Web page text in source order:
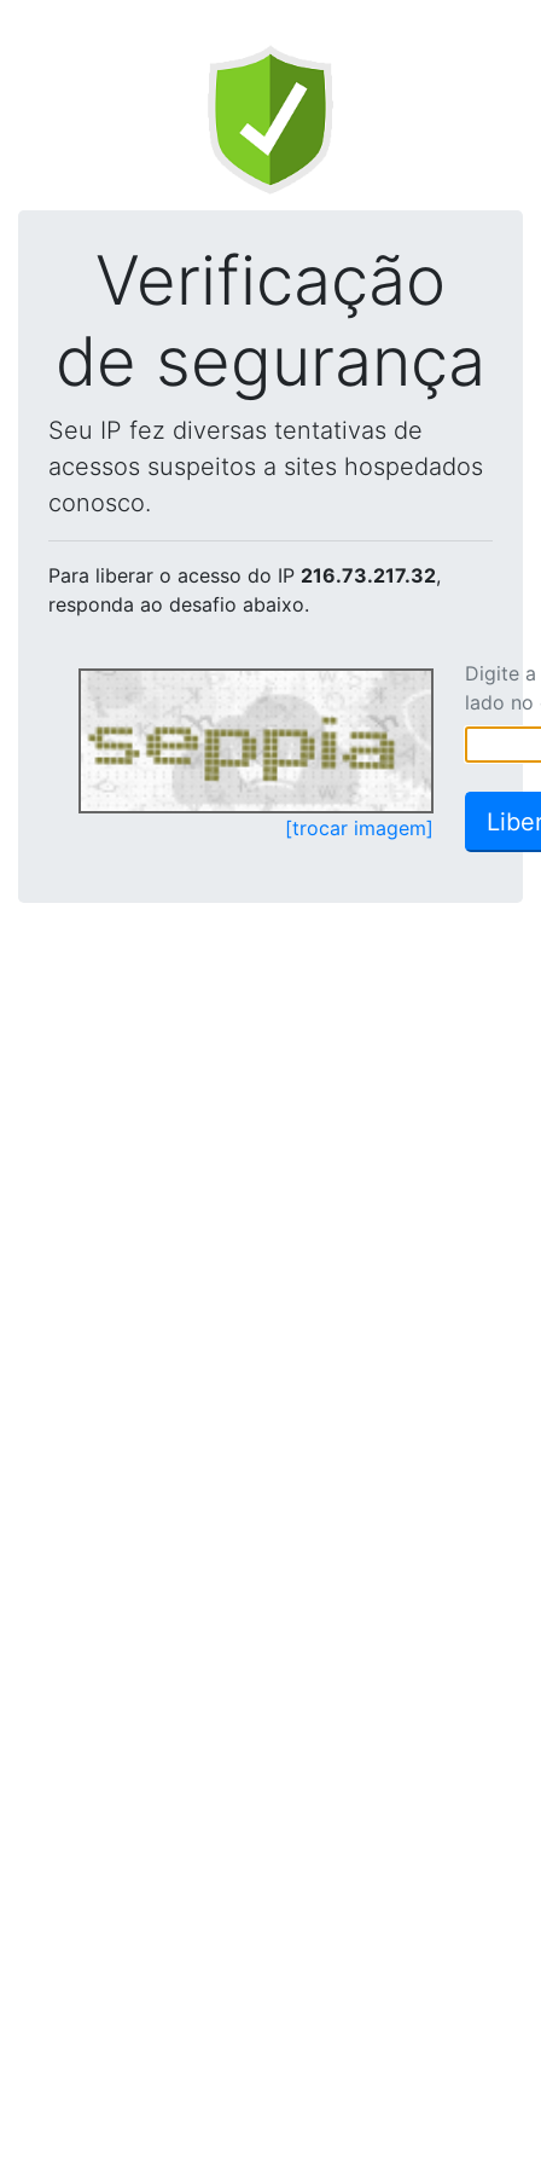
Verificação
de segurança
Seu IP fez diversas tentativas de
acessos suspeitos a sites hospedados
conosco.
Para liberar o acesso do IP 216.73.217.32,
responda ao desafio abaixo.
[trocar imagem]
Digite
lado no